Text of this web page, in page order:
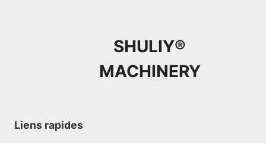
SHULIY®
MACHINERY
Liens rapides